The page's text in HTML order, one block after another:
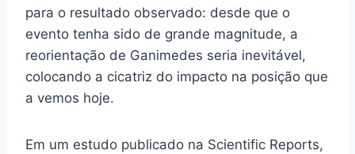
para o resultado observado: desde que o
evento tenha sido de grande magnitude, a
reorientação de Ganimedes seria inevitável,
colocando a cicatriz do impacto na posição que
a vemos hoje.
Em um estudo publicado na Scientific Reports,